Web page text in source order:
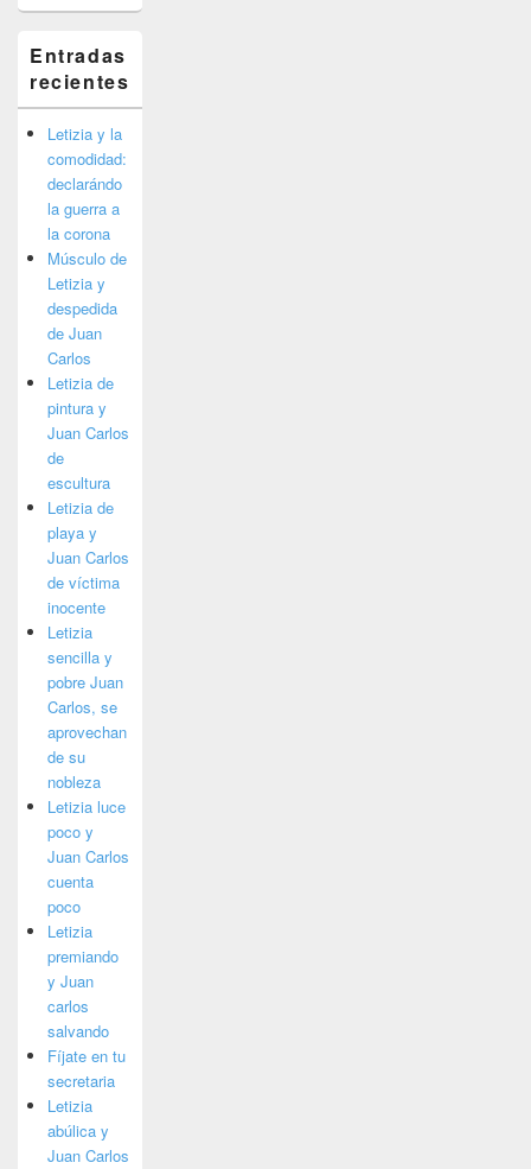
Entradas
recientes
Letizia y la
comodidad:
declarándo
la guerra a
la corona
Músculo de
Letizia y
despedida
de Juan
Carlos
Letizia de
pintura y
Juan Carlos
de
escultura
Letizia de
playa y
Juan Carlos
de víctima
inocente
Letizia
sencilla y
pobre Juan
Carlos, se
aprovechan
de su
nobleza
Letizia luce
poco y
Juan Carlos
cuenta
poco
Letizia
premiando
y Juan
carlos
salvando
Fíjate en tu
secretaria
Letizia
abúlica y
Juan Carlos